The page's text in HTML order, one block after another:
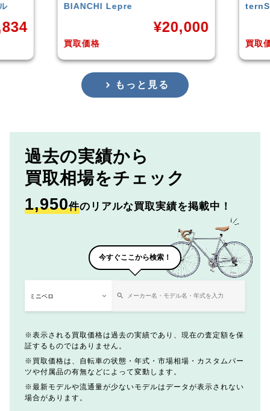
ternSURGE 2021年モデル
買取価格
¥33,249
買取
もっと見る
過去の実績から
買取相場をチェック
1,950件のリアルな買取実績を掲載中！
今すぐここから検索！
表示される買取価格は過去の実績であり、現在の査定額を保
証するものではありません。
買取価格は、自転車の状態・年式・市場相場・カスタムパー
ツや付属品の有無などによって変動します。
最新モデルや流通量が少ないモデルはデータが表示されない
場合があります。